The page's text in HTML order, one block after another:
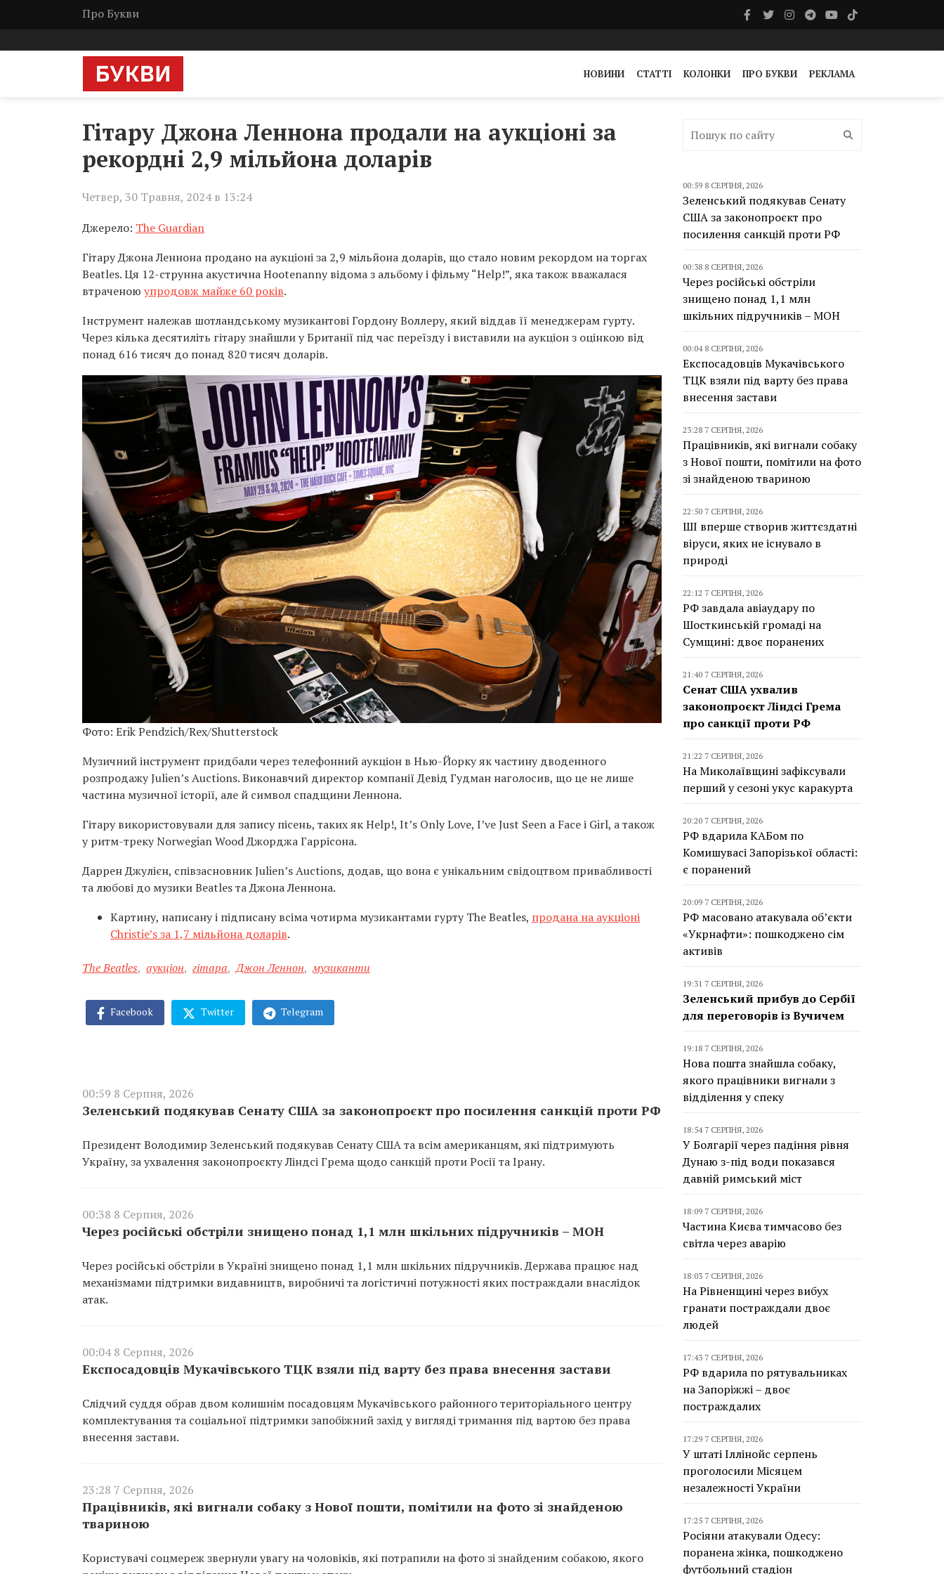
Про Букви
НОВИНИ СТАТТІ КОЛОНКИ ПРО БУКВИ РЕКЛАМА
Гітару Джона Леннона продали на аукціоні за
рекордні 2,9 мільйона доларів
Четвер, 30 Травня, 2024 в 13:24
Джерело: The Guardian
Гітару Джона Леннона продано на аукціоні за 2,9 мільйона доларів, що стало новим рекордом на торгах
Beatles. Ця 12-струнна акустична Hootenanny відома з альбому і фільму “Help!”, яка також вважалася
втраченою упродовж майже 60 років.
Інструмент належав шотландському музикантові Гордону Воллеру, який віддав її менеджерам гурту.
Через кілька десятиліть гітару знайшли у Британії під час переїзду і виставили на аукціон з оцінкою від
понад 616 тисяч до понад 820 тисяч доларів.
Фото: Erik Pendzich/Rex/Shutterstock
Музичний інструмент придбали через телефонний аукціон в Нью-Йорку як частину дводенного
розпродажу Julien’s Auctions. Виконавчий директор компанії Девід Гудман наголосив, що це не лише
частина музичної історії, але й символ спадщини Леннона.
Гітару використовували для запису пісень, таких як Help!, It’s Only Love, I’ve Just Seen a Face і Girl, а також
у ритм-треку Norwegian Wood Джорджа Гаррісона.
Даррен Джулієн, співзасновник Julien’s Auctions, додав, що вона є унікальним свідоцтвом привабливості
та любові до музики Beatles та Джона Леннона.
Картину, написану і підписану всіма чотирма музикантами гурту The Beatles, продана на аукціоні
Christie’s за 1,7 мільйона доларів.
The Beatles, аукціон, гітара, Джон Леннон, музиканти
Facebook Twitter Telegram
00:59 8 Серпня, 2026
Зеленський подякував Сенату США за законопроєкт про посилення санкцій проти РФ
Президент Володимир Зеленський подякував Сенату США та всім американцям, які підтримують
Україну, за ухвалення законопроєкту Ліндсі Грема щодо санкцій проти Росії та Ірану.
00:38 8 Серпня, 2026
Через російські обстріли знищено понад 1,1 млн шкільних підручників – МОН
Через російські обстріли в Україні знищено понад 1,1 млн шкільних підручників. Держава працює над
механізмами підтримки видавництв, виробничі та логістичні потужності яких постраждали внаслідок
атак.
00:04 8 Серпня, 2026
Експосадовців Мукачівського ТЦК взяли під варту без права внесення застави
Слідчий суддя обрав двом колишнім посадовцям Мукачівського районного територіального центру
комплектування та соціальної підтримки запобіжний захід у вигляді тримання під вартою без права
внесення застави.
23:28 7 Серпня, 2026
Працівників, які вигнали собаку з Нової пошти, помітили на фото зі знайденою
твариною
Користувачі соцмереж звернули увагу на чоловіків, які потрапили на фото зі знайденим собакою, якого
00:59 8 СЕРПНЯ, 2026
Зеленський подякував Сенату
США за законопроєкт про
посилення санкцій проти РФ
00:38 8 СЕРПНЯ, 2026
Через російські обстріли
знищено понад 1,1 млн
шкільних підручників – МОН
00:04 8 СЕРПНЯ, 2026
Експосадовців Мукачівського
ТЦК взяли під варту без права
внесення застави
23:28 7 СЕРПНЯ, 2026
Працівників, які вигнали собаку
з Нової пошти, помітили на фото
зі знайденою твариною
22:50 7 СЕРПНЯ, 2026
ШІ вперше створив життєздатні
віруси, яких не існувало в
природі
22:12 7 СЕРПНЯ, 2026
РФ завдала авіаудару по
Шосткинській громаді на
Сумщині: двоє поранених
21:40 7 СЕРПНЯ, 2026
Сенат США ухвалив
законопроєкт Ліндсі Грема
про санкції проти РФ
21:22 7 СЕРПНЯ, 2026
На Миколаївщині зафіксували
перший у сезоні укус каракурта
20:20 7 СЕРПНЯ, 2026
РФ вдарила КАБом по
Комишувасі Запорізької області:
є поранений
20:09 7 СЕРПНЯ, 2026
РФ масовано атакувала об’єкти
«Укрнафти»: пошкоджено сім
активів
19:31 7 СЕРПНЯ, 2026
Зеленський прибув до Сербії
для переговорів із Вучичем
19:18 7 СЕРПНЯ, 2026
Нова пошта знайшла собаку,
якого працівники вигнали з
відділення у спеку
18:54 7 СЕРПНЯ, 2026
У Болгарії через падіння рівня
Дунаю з-під води показався
давній римський міст
18:09 7 СЕРПНЯ, 2026
Частина Києва тимчасово без
світла через аварію
18:03 7 СЕРПНЯ, 2026
На Рівненщині через вибух
гранати постраждали двоє
людей
17:43 7 СЕРПНЯ, 2026
РФ вдарила по рятувальниках
на Запоріжжі – двоє
постраждалих
17:29 7 СЕРПНЯ, 2026
У штаті Іллінойс серпень
проголосили Місяцем
незалежності України
17:25 7 СЕРПНЯ, 2026
Росіяни атакували Одесу:
поранена жінка, пошкоджено
футбольний стадіон